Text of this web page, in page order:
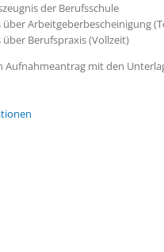
der Berufsschule
über Arbeitgeberbescheinigung
über Berufspraxis (Vollzeit)
Aufnahmeantrag mit den